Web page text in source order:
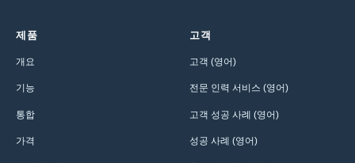
제품
개요
기능
통합
가격
고객
고객 (영어)
전문 인력 서비스 (영어)
고객 성공 사례 (영어)
성공 사례 (영어)